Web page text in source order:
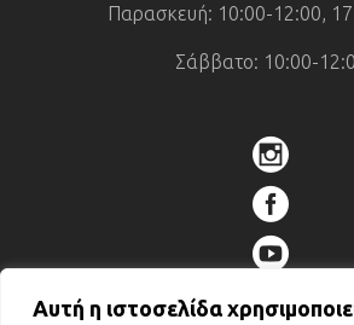
Αυτή η ιστοσελίδα
Παρασκευή: 10:00-12:00,
Σάββατο: 10:00-